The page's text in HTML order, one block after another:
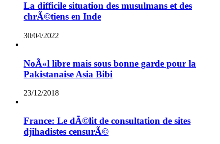
La difficile situation des musulmans et des
chrÃ©tiens en Inde
30/04/2022
NoÃ«l libre mais sous bonne garde pour la
Pakistanaise Asia Bibi
23/12/2018
France: Le dÃ©lit de consultation de sites
djihadistes censurÃ©